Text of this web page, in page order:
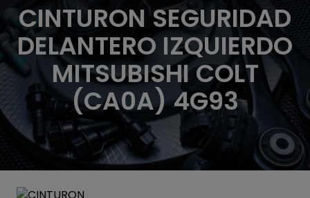
CINTURON SEGURIDAD
DELANTERO IZQUIERDO
MITSUBISHI COLT
(CA0A) 4G93